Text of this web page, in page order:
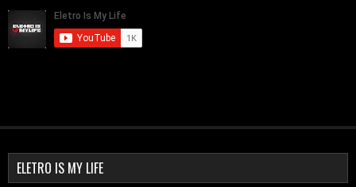
ELETRO IS MY LIFE